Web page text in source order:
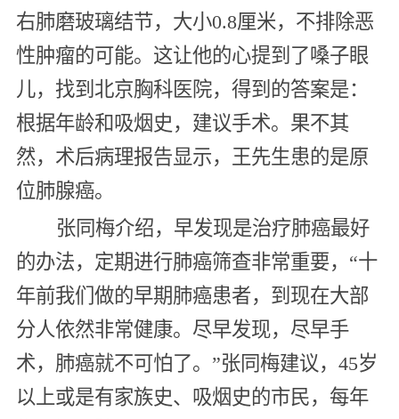
右肺磨玻璃结节，大小0.8厘米，不排除恶
性肿瘤的可能。这让他的心提到了嗓子眼
儿，找到北京胸科医院，得到的答案是：
根据年龄和吸烟史，建议手术。果不其
然，术后病理报告显示，王先生患的是原
位肺腺癌。
张同梅介绍，早发现是治疗肺癌最好
的办法，定期进行肺癌筛查非常重要，“十
年前我们做的早期肺癌患者，到现在大部
分人依然非常健康。尽早发现，尽早手
术，肺癌就不可怕了。”张同梅建议，45岁
以上或是有家族史、吸烟史的市民，每年